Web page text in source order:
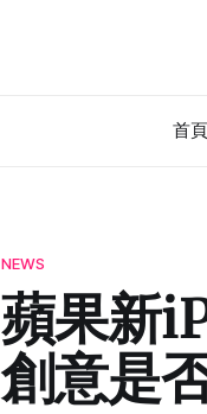
首頁
NEWS
蘋果新
創意是